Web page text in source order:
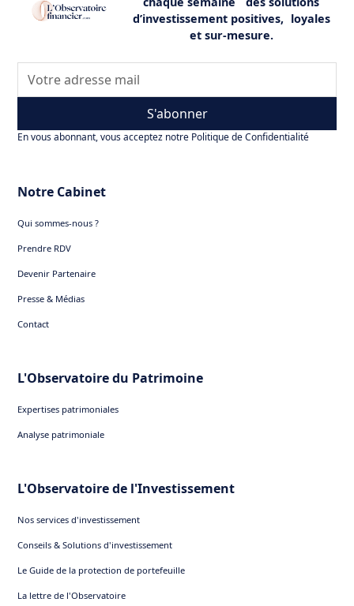
indication standardisée et facilement
compréhensible du niveau de risque associé à
investisseurs à prendre des décisions éclairées.
Lire notre article détaillé sur lesrisques des
valeur du sous-jacent ne baisse pas en dessous d'un
certain pourcentage de son niveau initial.
d’investissement positives, loyales
et sur-mesure.
S'abonner
En vous abonnant, vous acceptez notre Politique de Confidentialité
Notre Cabinet
Qui sommes-nous ?
Prendre RDV
Devenir Partenaire
Presse & Médias
Contact
L'Observatoire du Patrimoine
Expertises patrimoniales
Analyse patrimoniale
L'Observatoire de l'Investissement
Nos services d'investissement
Conseils & Solutions d'investissement
Le Guide de la protection de portefeuille
La lettre de l'Observatoire